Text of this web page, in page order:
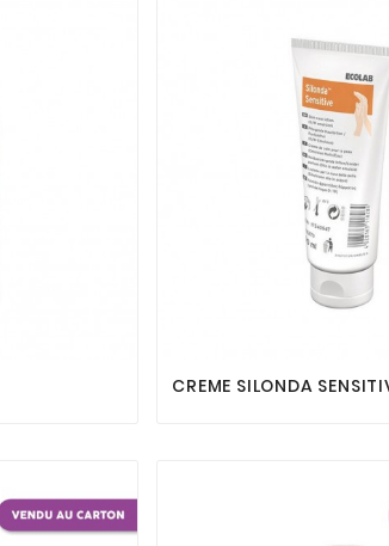
CREME SILONDA